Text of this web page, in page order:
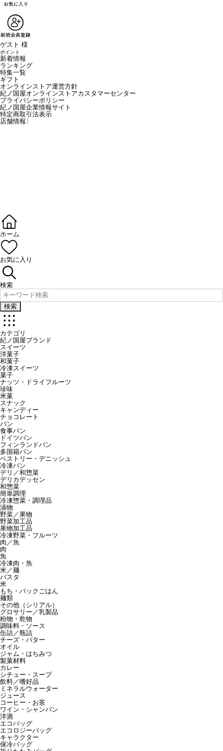
ゲスト 様
ポイント
新着情報
ランキング
特集一覧
ギフト
オンラインストア運営方針
紀ノ国屋オンラインストアカスタマーセンター
プライバシーポリシー
紀ノ国屋企業情報サイト
特定商取引法表示
店舗情報 〉
ホーム
お気に入り
検索
検索
カテゴリ
紀ノ国屋ブランド
スイーツ
洋菓子
和菓子
冷凍スイーツ
菓子
ナッツ・ドライフルーツ
珍味
米菓
スナック
キャンディー
チョコレート
パン
食事パン
ドイツパン
フィンランドパン
多国籍パン
ペストリー・デニッシュ
冷凍パン
デリ／和惣菜
デリカデッセン
和惣菜
簡単調理
冷凍惣菜・調理品
漬物
野菜／果物
野菜加工品
果物加工品
冷凍野菜・フルーツ
肉／魚
肉
魚
冷凍肉・魚
米／麺
パスタ
米
もち・パックごはん
麺類
その他（シリアル）
グロサリー／乳製品
粉物・乾物
調味料・ソース
缶詰／瓶詰
チーズ・バター
オイル
ジャム・はちみつ
製菓材料
カレー
シチュー・スープ
飲料／嗜好品
ミネラルウォーター
ジュース
コーヒー・お茶
ワイン・シャンパン
洋酒
エコバッグ
エコロジーバッグ
キャラクター
保冷バッグ